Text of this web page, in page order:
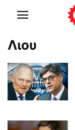
Λιου